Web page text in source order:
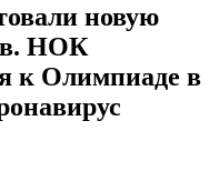
новую
НОК
к Олимпиаде в